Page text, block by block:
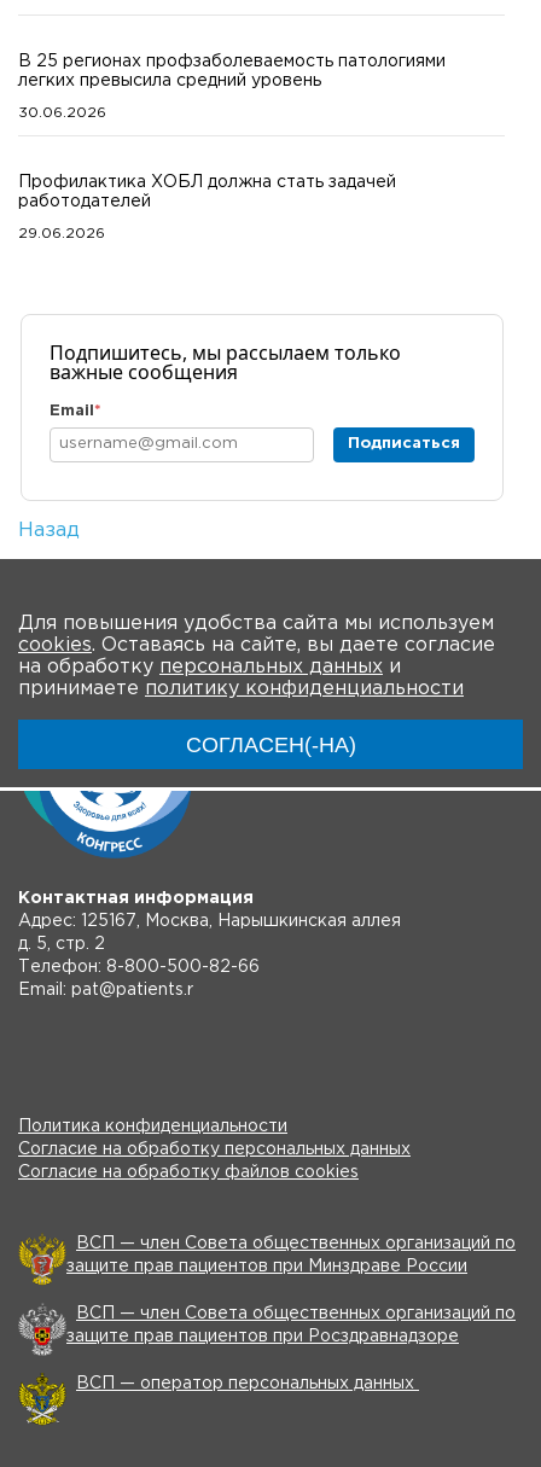
В 25 регионах профзаболеваемость патологиями
легких превысила средний уровень
30.06.2026
Профилактика ХОБЛ должна стать задачей
работодателей
29.06.2026
Подпишитесь, мы рассылаем только
важные сообщения
Email *
Подписаться
Назад
Для повышения удобства сайта мы используем
cookies. Оставаясь на сайте, вы даете согласие
на обработку персональных данных и
принимаете политику конфиденциальности
СОГЛАСЕН(-НА)
Контактная информация
Адрес: 125167, Москва, Нарышкинская аллея
д. 5, стр. 2
Телефон: 8-800-500-82-66
Email: pat@patients.r
Политика конфиденциальности
Согласие на обработку персональных данных
Согласие на обработку файлов cookies
ВСП — член Совета общественных организаций по
защите прав пациентов при Минздраве России
ВСП — член Совета общественных организаций по
защите прав пациентов при Росздравнадзоре
ВСП — оператор персональных данных